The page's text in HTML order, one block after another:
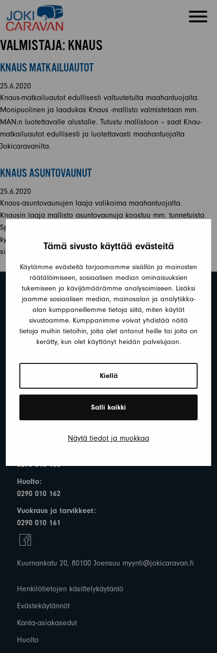
Tämä sivusto käyttää evästeitä
Käytämme evästeitä tarjoamamme sisällön ja mainosten
räätälöimiseen, sosiaalisen median ominaisuuksien
tukemiseen ja kävijämäärämme analysoimiseen. Lisäksi
jaamme sosiaalisen median, mainosalan ja analytiikka-
alan kumppaneillemme tietoja siitä, miten käytät
sivustoamme. Kumppanimme voivat yhdistää näitä
tietoja muihin tietoihin, joita olet antanut heille tai joita on
kerätty, kun olet käyttänyt heidän palvelujaan.
Kiellä
Salli kaikki
Näytä tiedot ja muokkaa
VALMISTAJA:KNAUS
KNAUS MATKAILUAUTOT
25.6.2020
Knaus-matkailuautot edullisesti valtuutetulta maahantuojalta.
Monipuolinen ja laadukas Knaus -mallisto valmistetaan mm.
MAN:n luotettavalle alustalle. Tutustu mallistoon – saat Knau-
matkailuautot edullisesti ja luotettavasti maahantuojalta
Jokicaravanilta.
KNAUS ASUNTOVAUNUT
25.6.2020
Knaus-asuntovaunujen laaja valikoima maahantuojalta.
Knausin laaja mallisto asuntovaunuja koostuu mm. tunnetuista
Sport- ja Südwind -mallisarjoista, joissa on molemmissa toista
kymmentä eri pohjaratkaisua / layoutia. Uudistunut mallisto
sisältää mm. kattavan LED-valaistuksen.
MATKAILUAUTOT
RETKEILYAUTOT
ASUNTOVAUNUT
HUOLTO
OSTO – MYY AUTO TAI VAUNU
OTA YHTEYTTÄ
0290 010 160
Huolto:
0290 010 162
Vuokraus ja tarvikkeet:
0290 010 161
Kuurnankatu 20, 80100 Joensuu myynti@jokicaravan.fi
Henkilötietojen käsittelykäytäntö
Evästekäytännöt
Kanta-asiakasedut
Huolto